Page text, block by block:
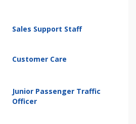
Sales Support Staff
Customer Care
Junior Passenger Traffic
Officer